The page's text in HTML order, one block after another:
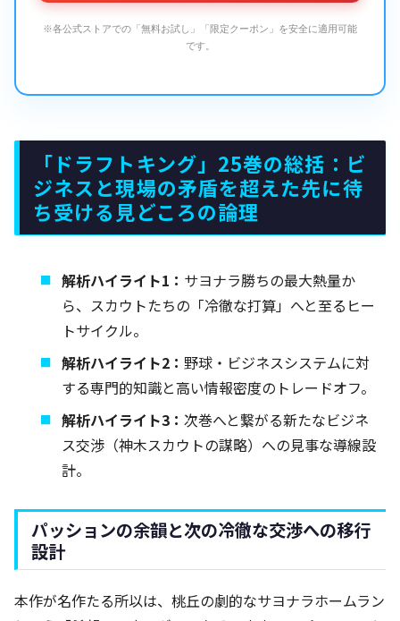
※各公式ストアでの「無料お試し」「限定クーポン」を安全に適用可能
です。
「ドラフトキング」25巻の総括：ビ
ジネスと現場の矛盾を超えた先に待
ち受ける見どころの論理
解析ハイライト1： サヨナラ勝ちの最大熱量か
ら、スカウトたちの「冷徹な打算」へと至るヒー
トサイクル。
解析ハイライト2：野球・ビジネスシステムに対
する専門的知識と高い情報密度のトレードオフ。
解析ハイライト3：次巻へと繋がる新たなビジネ
ス交渉（神木スカウトの謀略）への見事な導線設
計。
パッションの余韻と次の冷徹な交渉への移行
設計
本作が名作たる所以は、桃丘の劇的なサヨナラホームラン